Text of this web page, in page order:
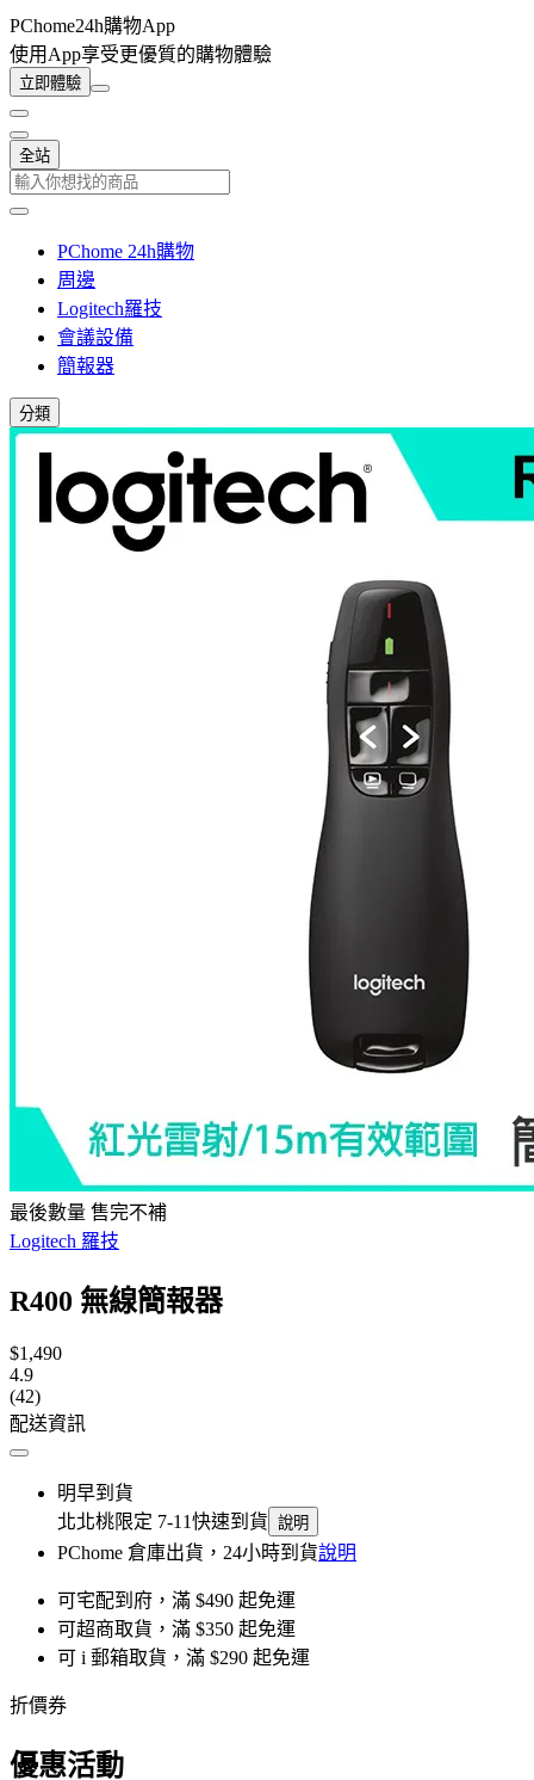
PChome24h購物App
使用App享受更優質的購物體驗
立即體驗
全站
PChome 24h購物
周邊
Logitech羅技
會議設備
簡報器
分類
最後數量 售完不補
Logitech 羅技
R400 無線簡報器
$1,490
4.9
(42)
配送資訊
明早到貨
北北桃限定 7-11快速到貨 說明
PChome 倉庫出貨，24小時到貨說明
可宅配到府，滿 $490 起免運
可超商取貨，滿 $350 起免運
可 i 郵箱取貨，滿 $290 起免運
折價券
優惠活動